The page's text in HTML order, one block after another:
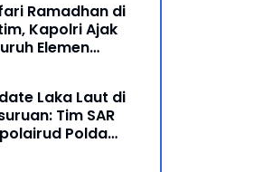
Ramadhan di
Kapolri Ajak
Elemen
Presiden
Laka Laut di
Tim SAR
Polda